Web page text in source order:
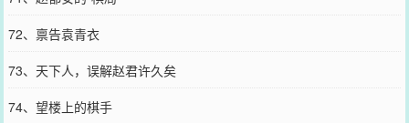
72、禀告袁青衣
73、天下人，误解赵君许久矣
74、望楼上的棋手